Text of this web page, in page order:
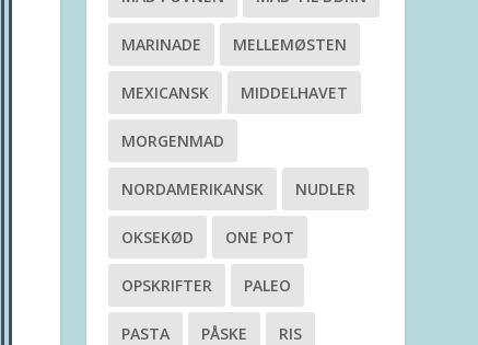
MARINADE MELLEMØSTEN
MEXICANSK MIDDELHAVET
MORGENMAD
NORDAMERIKANSK NUDLER
OKSEKØD ONE POT
OPSKRIFTER PALEO
PASTA PÅSKE RIS